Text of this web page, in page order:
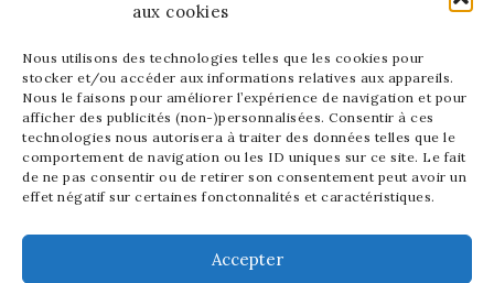
aux cookies
Nous utilisons des technologies telles que les cookies pour
stocker et/ou accéder aux informations relatives aux appareils.
Nous le faisons pour améliorer l’expérience de navigation et pour
afficher des publicités (non-)personnalisées. Consentir à ces
technologies nous autorisera à traiter des données telles que le
comportement de navigation ou les ID uniques sur ce site. Le fait
de ne pas consentir ou de retirer son consentement peut avoir un
effet négatif sur certaines fonctonnalités et caractéristiques.
Accepter
Tinger
Fondatrice
Fondatrice de FortunedeStar.com, je fusionne ma
passion pour les cultures et l'économie des célébrités.
Entre la gestion de mon site et la poterie, je trouve le
bonheur dans l'équilibre de mes activités. Mère d'un
bout de chou de 5 ans, je partage avec lui l'amour de
l'art sous toutes ses formes.